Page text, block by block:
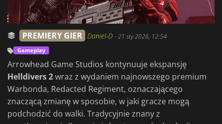
PREMIERY GIER Daniel-D -21 sty 2026, 12:54
Gameplay
Arrowhead Game Studios kontynuuje ekspansję
Helldivers 2wraz z wydaniem najnowszego premium
Warbonda, Redacted Regiment, oznaczającego
znaczącą zmianę w sposobie, w jaki gracze mogą
podchodzić do walki. Tradycyjnie znany z